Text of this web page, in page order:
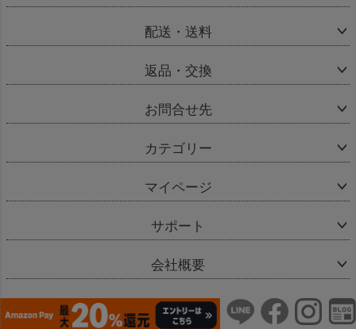
配送・送料
返品・交換
お問合せ先
カテゴリー
マイページ
サポート
会社概要